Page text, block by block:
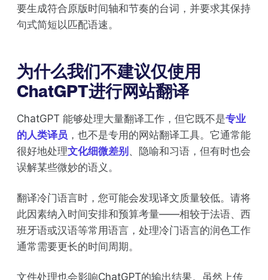
要生成符合原版时间轴和节奏的台词，并要求其保持
句式简短以匹配语速。
为什么我们不建议仅使用
ChatGPT进行网站翻译
ChatGPT 能够处理大量翻译工作，但它既不是专业
的人类译员 ，也不是专用的网站翻译工具。它通常能
很好地处理文化细微差别 、隐喻和习语，但有时也会
误解某些微妙的语义。
翻译冷门语言时，您可能会发现译文质量较低。请将
此因素纳入时间安排和预算考量——相较于法语、西
班牙语或汉语等常用语言，处理冷门语言的润色工作
通常需要更长的时间周期。
文件处理也会影响ChatGPT的输出结果。虽然上传